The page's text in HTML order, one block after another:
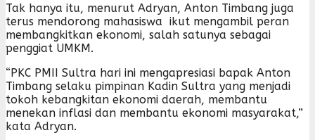
Tak hanya itu, menurut Adryan, Anton Timbang juga
terus mendorong mahasiswa ikut mengambil peran
membangkitkan ekonomi, salah satunya sebagai
penggiat UMKM.
“PKC PMII Sultra hari ini mengapresiasi bapak Anton
Timbang selaku pimpinan Kadin Sultra yang menjadi
tokoh kebangkitan ekonomi daerah, membantu
menekan inflasi dan membantu ekonomi masyarakat,”
kata Adryan.